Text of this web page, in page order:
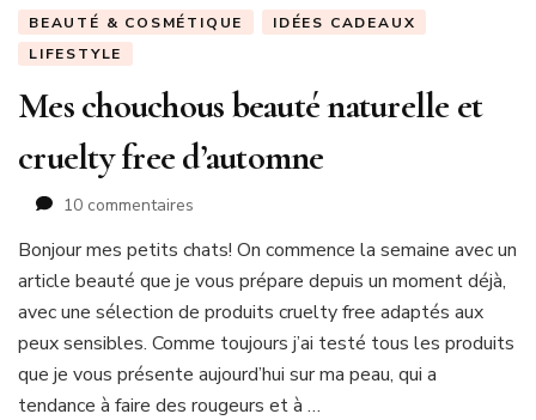
BEAUTÉ & COSMÉTIQUE
IDÉES CADEAUX
LIFESTYLE
Mes chouchous beauté naturelle et
cruelty free d’automne
10 commentaires
chouchous
beauté
naturelle
et
cruelty
free
d’automne
Bonjour mes petits chats! On commence la semaine avec un
article beauté que je vous prépare depuis un moment déjà,
avec une sélection de produits cruelty free adaptés aux
peux sensibles. Comme toujours j’ai testé tous les produits
que je vous présente aujourd’hui sur ma peau, qui a
tendance à faire des rougeurs et à …